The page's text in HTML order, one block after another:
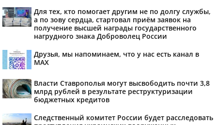
Для тех, кто помогает другим не по долгу службы,
а по зову сердца, стартовал приём заявок на
получение высшей награды государственного
нагрудного знака Доброволец России
Друзья, мы напоминаем, что у нас есть канал в
МАХ
Власти Ставрополья могут высвободить почти 3,8
млрд рублей в результате реструктуризации
бюджетных кредитов
Следственный комитет России будет расследовать